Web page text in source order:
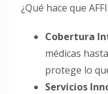
¿Qué hace que
Cobertura
médicas
protege lo
Servicios